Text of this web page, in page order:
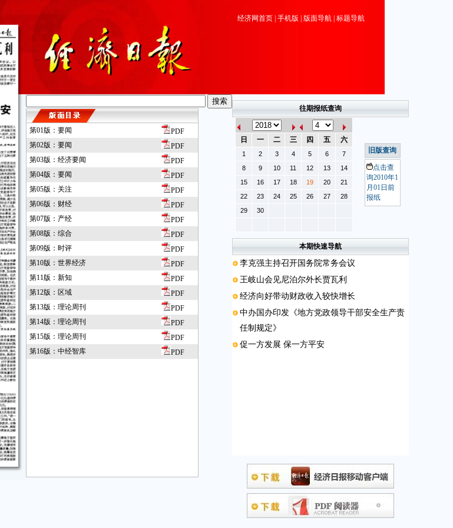
经济网首页 手机版 版面导航 标题导航
第01版：要闻
PDF
第02版：要闻
PDF
第03版：经济要闻
PDF
第04版：要闻
PDF
第05版：关注
PDF
第06版：财经
PDF
第07版：产经
PDF
第08版：综合
PDF
第09版：时评
PDF
第10版：世界经济
PDF
第11版：新知
PDF
第12版：区域
PDF
第13版：理论周刊
PDF
第14版：理论周刊
PDF
第15版：理论周刊
PDF
第16版：中经智库
PDF
往期报纸查询
日 一 二 三 四 五 六
1 2 3 4 5 6
7
8
9 10 11 12 13
14
15
16 17 18 19 20
21
22
23 24 25 26 27
28
29
30
旧版查询
点击查
询2010年1
月01日前
报纸
本期快速导航
李克强主持召开国务院常务会议
王岐山会见尼泊尔外长贾瓦利
经济向好带动财政收入较快增长
中办国办印发《地方党政领导干部安全生产责
任制规定》
促一方发展 保一方平安